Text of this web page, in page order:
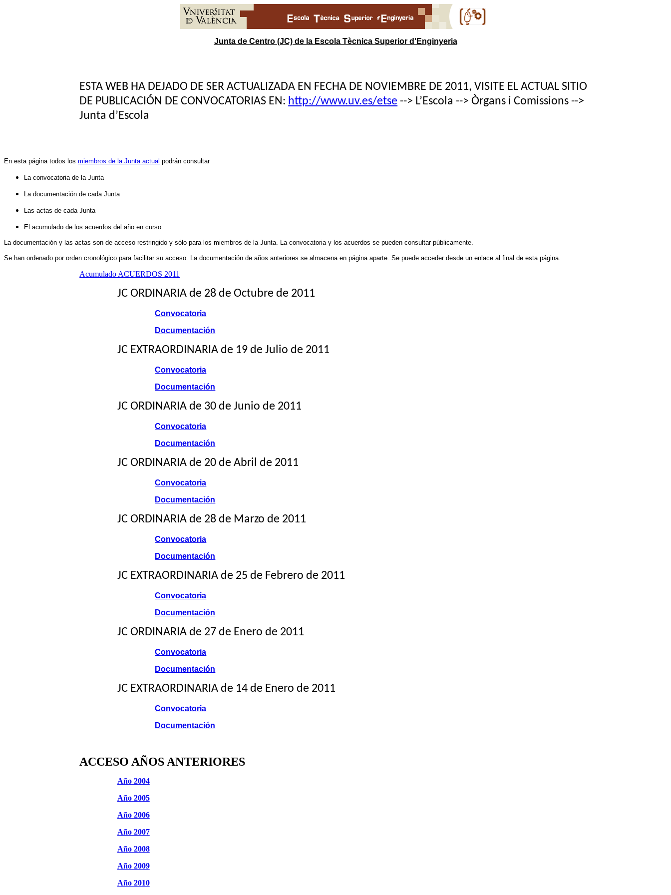
Junta de Centro (JC) de la Escola Tècnica Superior d'Enginyeria
ESTA WEB HA DEJADO DE SER ACTUALIZADA EN FECHA DE NOVIEMBRE DE 2011, VISITE EL ACTUAL SITIO
DE PUBLICACIÓN DE CONVOCATORIAS EN: http://www.uv.es/etse --> L’Escola --> Òrgans i Comissions -->
Junta d’Escola
En esta página todos los miembros de la Junta actual podrán consultar
La convocatoria de la Junta
La documentación de cada Junta
Las actas de cada Junta
El acumulado de los acuerdos del año en curso
La documentación y las actas son de acceso restringido y sólo para los miembros de la Junta. La convocatoria y los acuerdos se pueden consultar públicamente.
Se han ordenado por orden cronológico para facilitar su acceso. La documentación de años anteriores se almacena en página aparte. Se puede acceder desde un enlace al final de esta página.
Acumulado ACUERDOS 2011
JC ORDINARIA de 28 de Octubre de 2011
Convocatoria
Documentación
JC EXTRAORDINARIA de 19 de Julio de 2011
Convocatoria
Documentación
JC ORDINARIA de 30 de Junio de 2011
Convocatoria
Documentación
JC ORDINARIA de 20 de Abril de 2011
Convocatoria
Documentación
JC ORDINARIA de 28 de Marzo de 2011
Convocatoria
Documentación
JC EXTRAORDINARIA de 25 de Febrero de 2011
Convocatoria
Documentación
JC ORDINARIA de 27 de Enero de 2011
Convocatoria
Documentación
JC EXTRAORDINARIA de 14 de Enero de 2011
Convocatoria
Documentación
ACCESO AÑOS ANTERIORES
Año 2004
Año 2005
Año 2006
Año 2007
Año 2008
Año 2009
Año 2010